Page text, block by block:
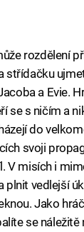
rozdělení
střídačku
a Evie.
se s ničím a
do
svoji
V misích i
plnit vedlejší
Jako
se náležitě